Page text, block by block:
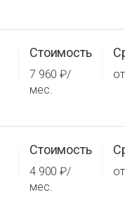
Стоимость
7 960 ₽/
мес.
Стоимость
4 900 ₽/
мес.